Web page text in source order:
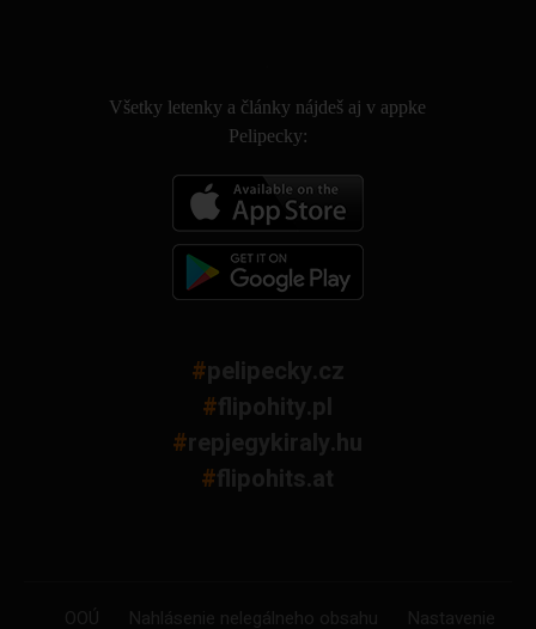
Všetky letenky a články nájdeš aj v appke
Pelipecky:
#pelipecky.cz
#flipohity.pl
#repjegykiraly.hu
#flipohits.at
OOÚ Nahlásenie nelegálneho obsahu Nastavenie